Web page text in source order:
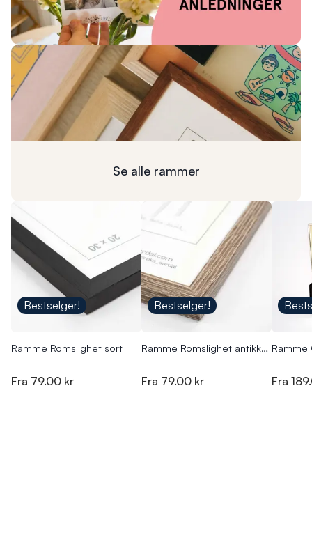
Se alle rammer
Bestselger!
Ramme Romslighet sort
Fra 79.00 kr
Bestselger!
Ramme Romslighet antikk eik
Fra 79.00 kr
Ramme
Fra